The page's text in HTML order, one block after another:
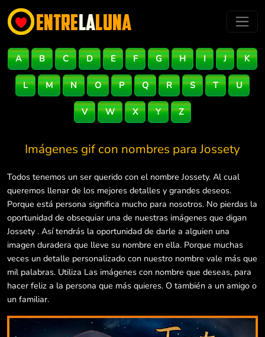
A B C D E F G H I J K
L M N O P Q R S T U
V W X Y Z
Imágenes gif con nombres paraJossety
Todos tenemos un ser querido con el nombre Jossety. Al cual
queremos llenar de los mejores detalles y grandes deseos.
Porque está persona significa mucho para nosotros. No pierdas la
oportunidad de obsequiar una de nuestras imágenes que digan
Jossety . Así tendrás la oportunidad de darle a alguien una
imagen duradera que lleve su nombre en ella. Porque muchas
veces un detalle personalizado con nuestro nombre vale más que
mil palabras. Utiliza Las imágenes con nombre que deseas, para
hacer feliz a la persona que más quieres. O también a un amigo o
un familiar.